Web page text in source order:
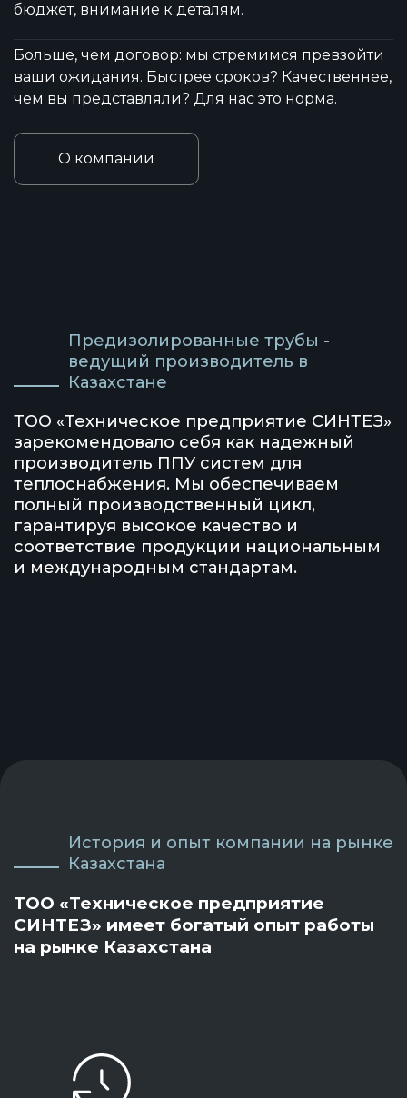
бюджет, внимание к деталям.
Больше, чем договор: мы стремимся превзойти
ваши ожидания. Быстрее сроков? Качественнее,
чем вы представляли? Для нас это норма.
О компании
Предизолированные трубы -
ведущий производитель в
Казахстане
ТОО «Техническое предприятие СИНТЕЗ»
зарекомендовало себя как надежный
производитель ППУ систем для
теплоснабжения. Мы обеспечиваем
полный производственный цикл,
гарантируя высокое качество и
соответствие продукции национальным
и международным стандартам.
История и опыт компании на рынке
Казахстана
ТОО «Техническое предприятие
СИНТЕЗ» имеет богатый опыт работы
на рынке Казахстана